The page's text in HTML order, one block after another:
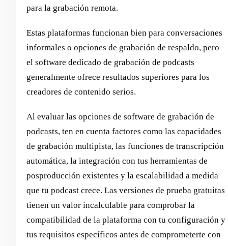
para la grabación remota.
Estas plataformas funcionan bien para conversaciones
informales o opciones de grabación de respaldo, pero
el software dedicado de grabación de podcasts
generalmente ofrece resultados superiores para los
creadores de contenido serios.
Al evaluar las opciones de software de grabación de
podcasts, ten en cuenta factores como las capacidades
de grabación multipista, las funciones de transcripción
automática, la integración con tus herramientas de
posproducción existentes y la escalabilidad a medida
que tu podcast crece. Las versiones de prueba gratuitas
tienen un valor incalculable para comprobar la
compatibilidad de la plataforma con tu configuración y
tus requisitos específicos antes de comprometerte con